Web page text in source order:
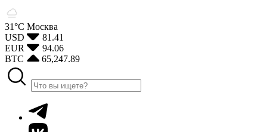
31°С Москва
USD
81.41
EUR
94.06
BTC
65,247.89